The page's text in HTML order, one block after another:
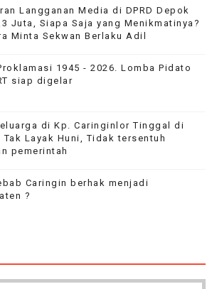
Langganan Media di DPRD Depok
Juta, Siapa Saja yang Menikmatinya?
Minta Sekwan Berlaku Adil
1945 - 2026. Lomba Pidato
siap digelar
di Kp. Caringinlor Tinggal di
Tak Layak Huni, Tidak tersentuh
pemerintah
Caringin berhak menjadi
?